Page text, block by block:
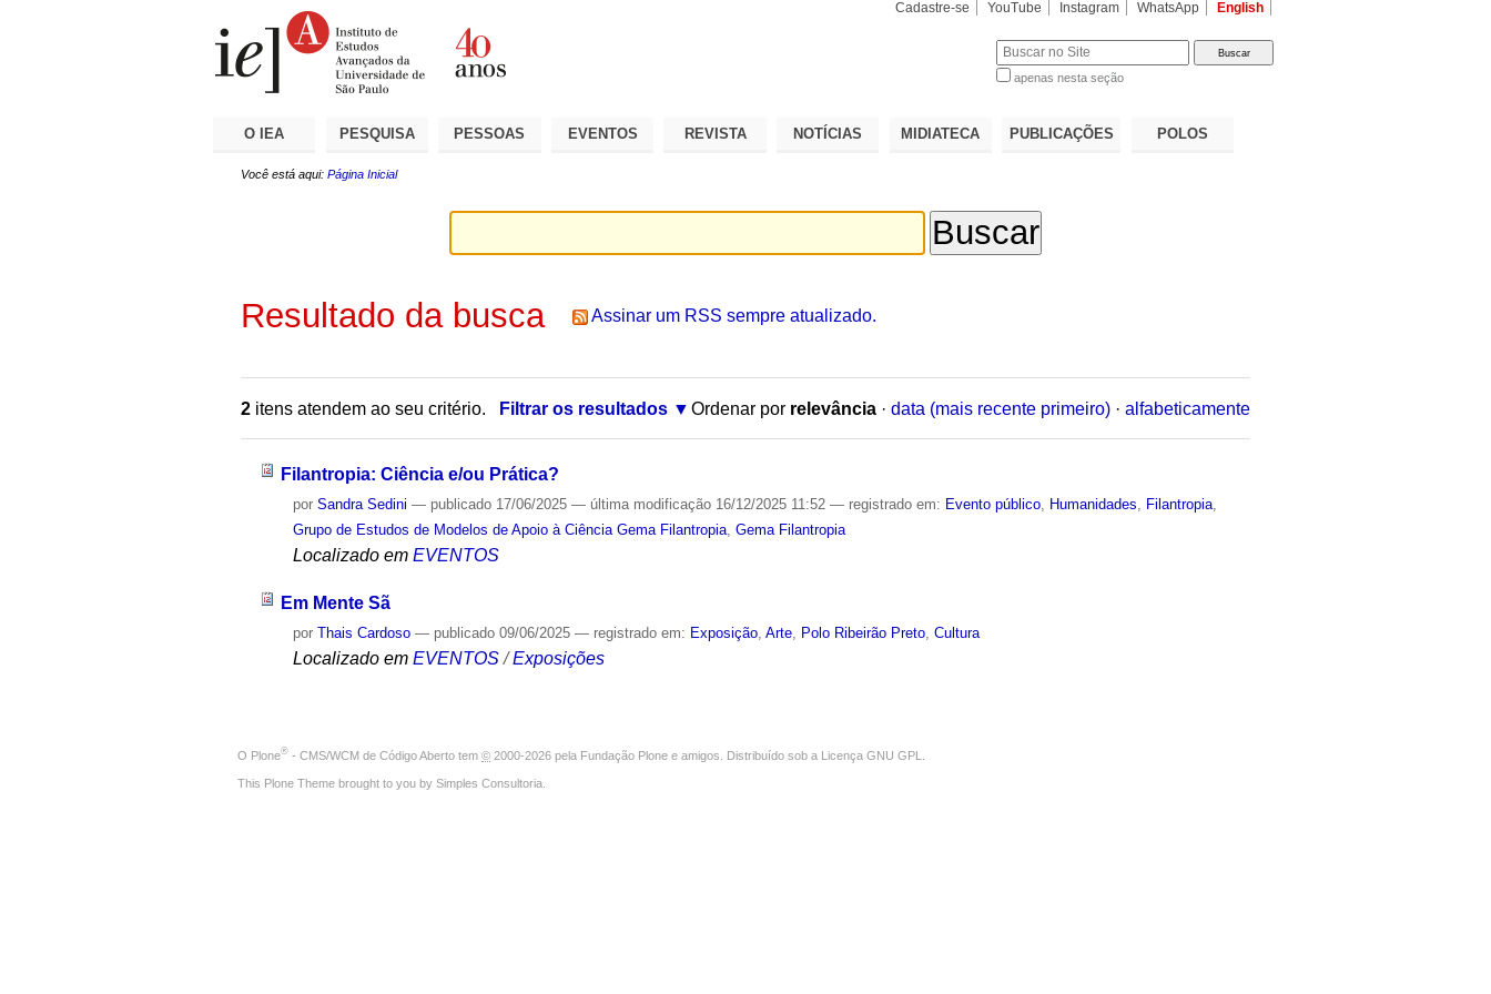
Cadastre-se YouTube Instagram WhatsApp English
apenas nesta seção
O IEA PESQUISA PESSOAS EVENTOS REVISTA NOTÍCIAS MIDIATECA PUBLICAÇÕES POLOS
Você está aqui: Página Inicial
Resultado da busca Assinar um RSS sempre atualizado.
2 itens atendem ao seu critério. Filtrar os resultados Ordenar por relevância · data (mais recente primeiro) · alfabeticamente
Filantropia: Ciência e/ou Prática?
porSandra Sedini — publicado 17/06/2025— última modificação 16/12/2025 11:52— registrado em: Evento público Humanidades Filantropia
Grupo de Estudos de Modelos de Apoio à Ciência Gema Filantropia ,Gema Filantropia
Localizado em EVENTOS
Em Mente Sã
porThais Cardoso — publicado 09/06/2025— registrado em: Exposição ,Arte Polo Ribeirão Preto ,Cultura
Localizado em EVENTOS /Exposições
O Plone® - CMS/WCM de Código Aberto tem © 2000-2026 pela Fundação Plone e amigos. Distribuído sob a Licença GNU GPL
This Plone Theme brought to you by Simples Consultoria